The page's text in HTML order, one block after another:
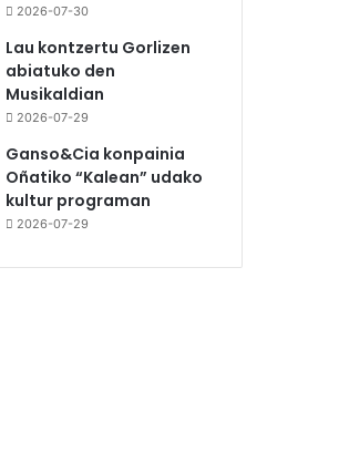
2026-07-30
Lau kontzertu Gorlizen
abiatuko den
Musikaldian
2026-07-29
Ganso&Cia konpainia
Oñatiko “Kalean” udako
kultur programan
2026-07-29